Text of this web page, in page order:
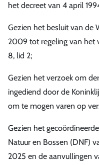
het decreet van 4 april
Gezien het besluit van de
2009 tot regeling van het
8, lid 2;
Gezien het verzoek om
ingediend door de
om te mogen varen op
Gezien het
Natuur en Bossen (DNF)
2025 en de aanvullingen